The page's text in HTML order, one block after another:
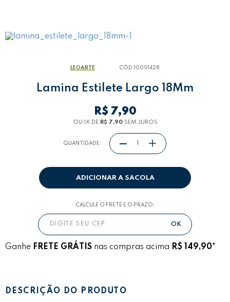
LEOARTE CÓD: 10091428
Lamina Estilete Largo 18Mm
R$ 7,90
OU 1XDE R$ 7,90SEM JUROS
QUANTIDADE:
ADICIONAR A SACOLA
CALCULE O FRETE E O PRAZO:
Ganhe FRETE GRÁTIS nas compras acima R$ 149,90*
DESCRIÇÃO DO PRODUTO